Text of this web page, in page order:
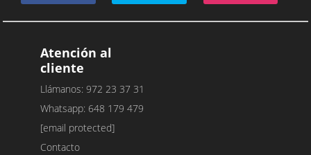
Atención al
cliente
Llámanos: 972 23 37 31
Whatsapp: 648 179 479
[email protected]
Contacto